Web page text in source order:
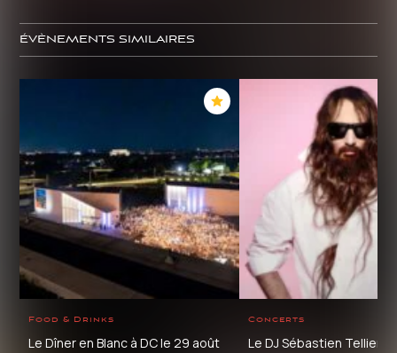
ÉVÈNEMENTS SIMILAIRES
Food & Drinks
Le Dîner en Blanc à DC le 29 août
Concerts
Le DJ Sébastien Tellier